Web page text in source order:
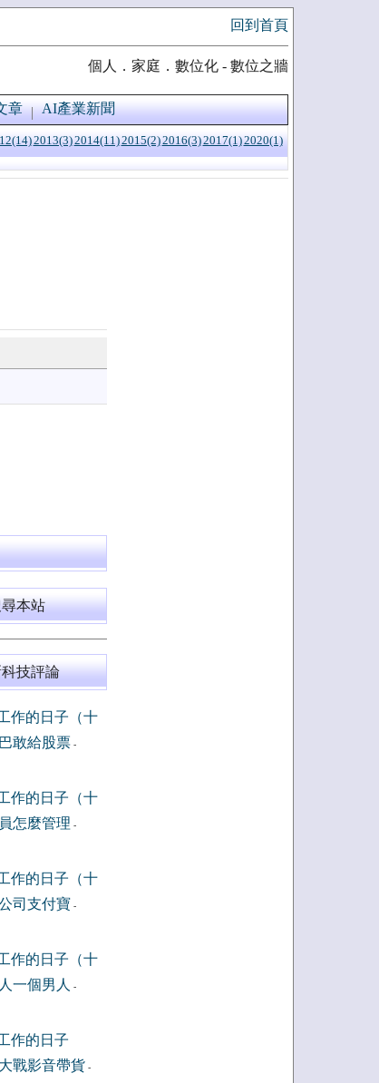
回到首頁
個人．家庭．數位化 - 數位之牆
章 AI產業新聞
2013(3)2014(11)2015(2)2016(3)2017(1)2020(1)
本站
技評論
作的日子（十
敢給股票-
作的日子（十
怎麼管理 -
作的日子（十
司支付寶 -
作的日子（十
一個男人
-
作的日子
戰影音帶貨 -